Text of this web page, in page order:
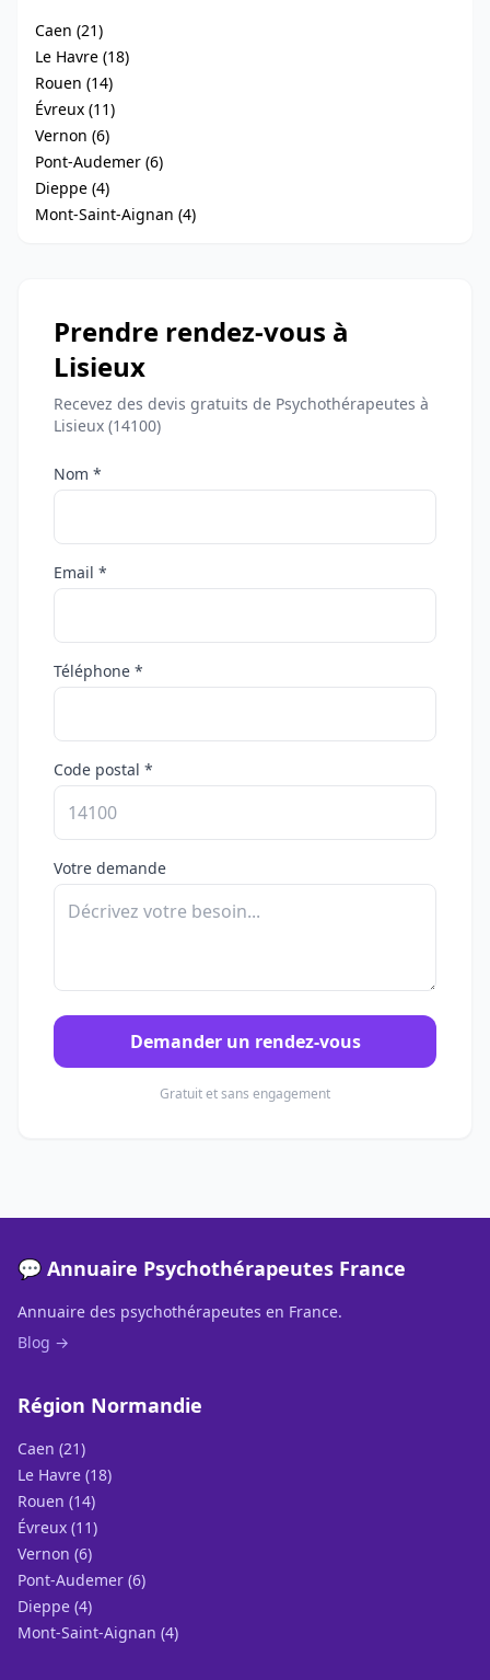
Caen (21)
Le Havre (18)
Rouen (14)
Évreux (11)
Vernon (6)
Pont-Audemer (6)
Dieppe (4)
Mont-Saint-Aignan (4)
Prendre rendez-vous à
Lisieux
Recevez des devis gratuits de Psychothérapeutes à
Lisieux (14100)
Nom *
Email *
Téléphone *
Code postal *
Votre demande
Demander un rendez-vous
Gratuit et sans engagement
💬 Annuaire Psychothérapeutes France
Annuaire des psychothérapeutes en France.
Blog →
Région Normandie
Caen (21)
Le Havre (18)
Rouen (14)
Évreux (11)
Vernon (6)
Pont-Audemer (6)
Dieppe (4)
Mont-Saint-Aignan (4)